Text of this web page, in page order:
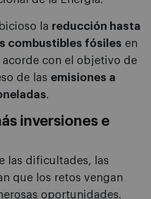
la reducción hasta
combustibles fósiles en
acorde con el objetivo de
de las emisiones a
.
inversiones e
las dificultades, las
que los retos vengan
oportunidades.